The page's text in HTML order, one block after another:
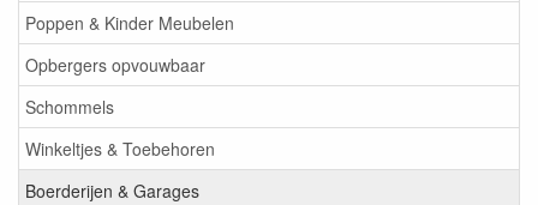
Poppen & Kinder Meubelen
Opbergers opvouwbaar
Schommels
Winkeltjes & Toebehoren
Boerderijen & Garages